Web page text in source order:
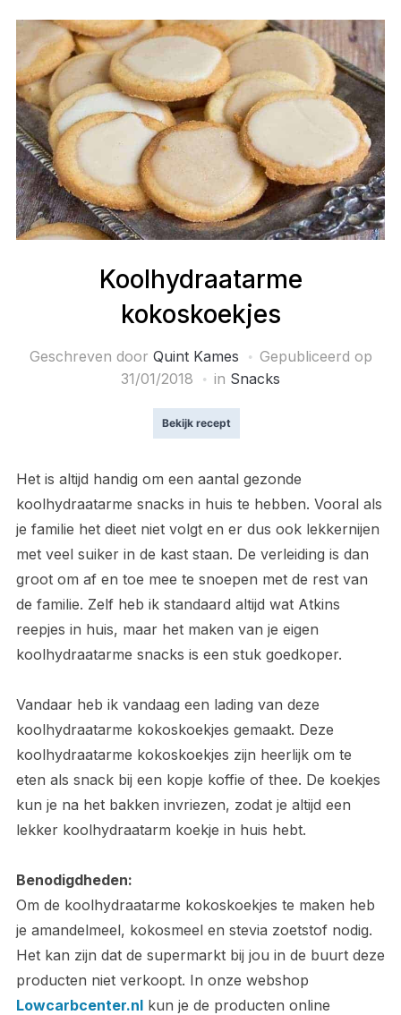
Koolhydraatarme
kokoskoekjes
Geschreven door Quint Kames
Gepubliceerd op
31/01/2018
in Snacks
Bekijk recept
Het is altijd handig om een aantal gezonde
koolhydraatarme snacks in huis te hebben. Vooral als
je familie het dieet niet volgt en er dus ook lekkernijen
met veel suiker in de kast staan. De verleiding is dan
groot om af en toe mee te snoepen met de rest van
de familie. Zelf heb ik standaard altijd wat Atkins
reepjes in huis, maar het maken van je eigen
koolhydraatarme snacks is een stuk goedkoper.
Vandaar heb ik vandaag een lading van deze
koolhydraatarme kokoskoekjes gemaakt. Deze
koolhydraatarme kokoskoekjes zijn heerlijk om te
eten als snack bij een kopje koffie of thee. De koekjes
kun je na het bakken invriezen, zodat je altijd een
lekker koolhydraatarm koekje in huis hebt.
Benodigdheden:
Om de koolhydraatarme kokoskoekjes te maken heb
je amandelmeel, kokosmeel en stevia zoetstof nodig.
Het kan zijn dat de supermarkt bij jou in de buurt deze
producten niet verkoopt. In onze webshop
Lowcarbcenter.nlkun je de producten online